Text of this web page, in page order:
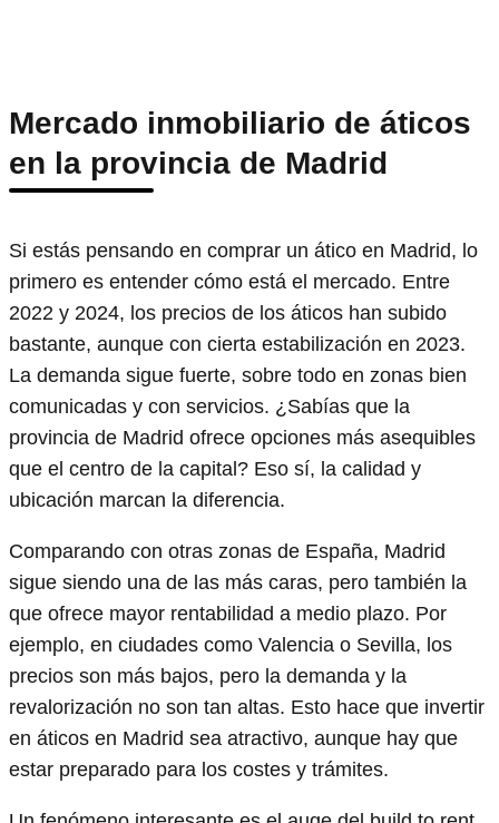
Mercado inmobiliario de áticos
en la provincia de Madrid
Si estás pensando en comprar un ático en Madrid, lo
primero es entender cómo está el mercado. Entre
2022 y 2024, los precios de los áticos han subido
bastante, aunque con cierta estabilización en 2023.
La demanda sigue fuerte, sobre todo en zonas bien
comunicadas y con servicios. ¿Sabías que la
provincia de Madrid ofrece opciones más asequibles
que el centro de la capital? Eso sí, la calidad y
ubicación marcan la diferencia.
Comparando con otras zonas de España, Madrid
sigue siendo una de las más caras, pero también la
que ofrece mayor rentabilidad a medio plazo. Por
ejemplo, en ciudades como Valencia o Sevilla, los
precios son más bajos, pero la demanda y la
revalorización no son tan altas. Esto hace que invertir
en áticos en Madrid sea atractivo, aunque hay que
estar preparado para los costes y trámites.